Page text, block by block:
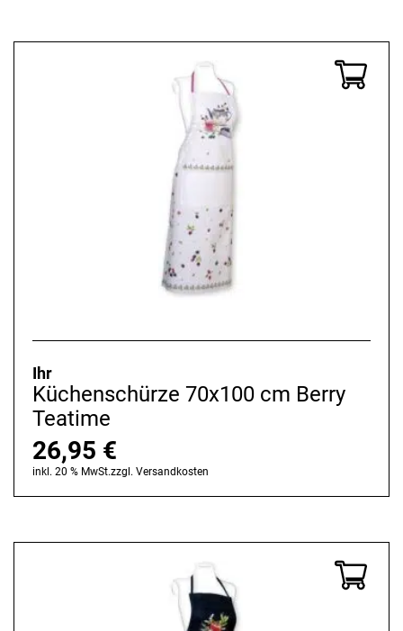
Ihr
Küchenschürze 70x100 cm Berry
Teatime
26,95 €
inkl. 20 % MwSt.zzgl. Versandkosten